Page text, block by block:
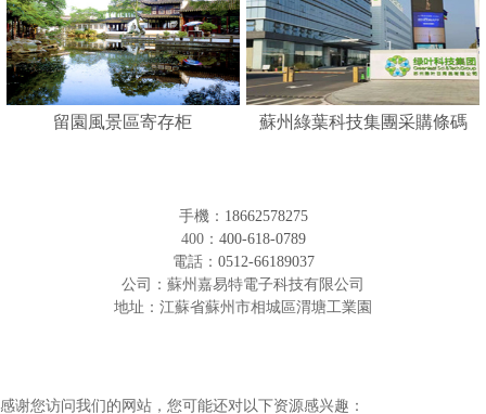
留園風景區寄存柜
蘇州綠葉科技集團采購條碼
手機： 18662578275
400： 400-618-0789
電話： 0512-66189037
公司：蘇州嘉易特電子科技有限公司
地址：江蘇省蘇州市相城區渭塘工業園
感谢您访问我们的网站，您可能还对以下资源感兴趣：